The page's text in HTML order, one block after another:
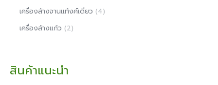
เครื่องล้างจานแท้งค์เดี่ยว (4)
เครื่องล้างแก้ว (2)
สินค้าแนะนำ